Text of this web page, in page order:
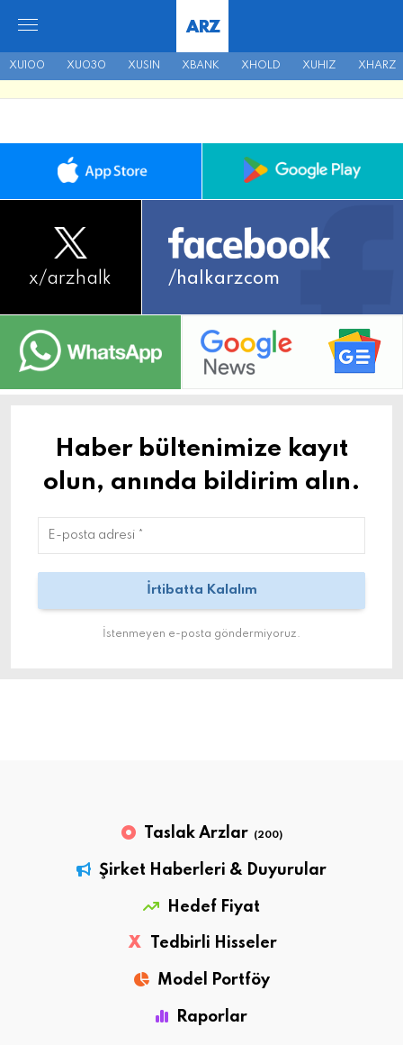
XU100 XU030 XUSIN XBANK XHOLD XUHIZ XHARZ
ARZ
x/arzhalk /halkarzcom
Haber bültenimize kayıt
olun, anında bildirim alın.
İstenmeyen e-posta göndermiyoruz.
Taslak Arzlar (200)
Şirket Haberleri & Duyurular
Hedef Fiyat
X Tedbirli Hisseler
Model Portföy
Raporlar